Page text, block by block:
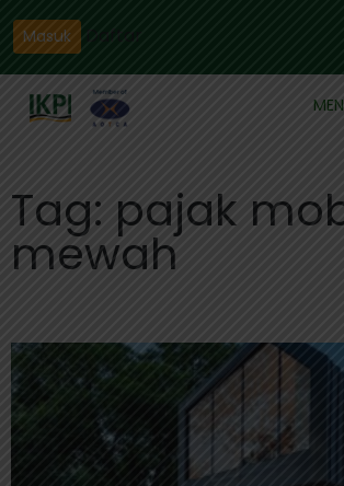
Masuk
Tag: pajak
mewah